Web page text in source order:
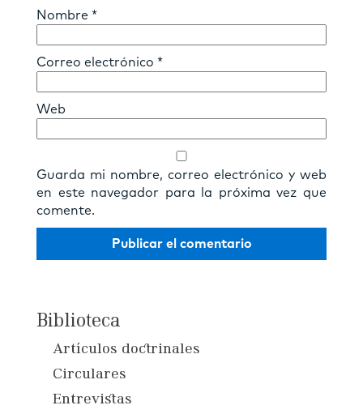
Nombre *
Correo electrónico *
Web
Guarda mi nombre, correo electrónico y web
en este navegador para la próxima vez que
comente.
Biblioteca
Artículos doctrinales
Circulares
Entrevistas